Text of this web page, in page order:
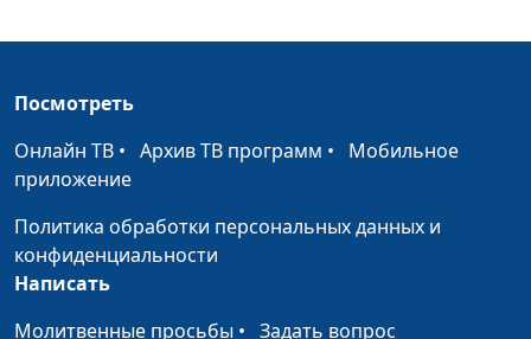
cвященнослужитель
и реальность
священнослужитель,
Воскресение Христа
Юлия Синицына,
Посмотреть
Онлайн ТВ • Архив ТВ программ • Мобильное
приложение
Политика обработки персональных данных и
конфиденциальности
Написать
Молитвенные просьбы • Задать вопрос